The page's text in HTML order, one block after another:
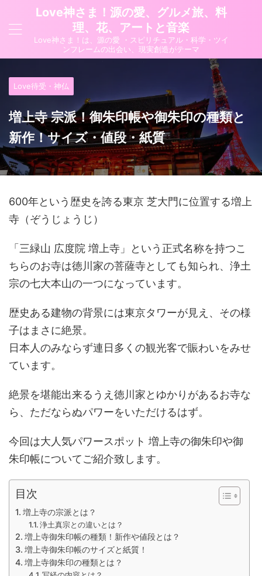
Love神さま！源の愛、グルメ旅、料
理、花、アートと音楽
Love神さま！は、源の愛 ・スピリチュアル・科学・ツイ
ンフレームの出会い、現実創造がテーマ
Love待受・神仏
増上寺 宗派！御朱印帳や御朱印の種類と
新作！サイズ・値段・紙質
600年という歴史を誇る東京 芝大門に位置する増上
寺（ぞうじょうじ）
「三緑山 広度院 増上寺」という正式名称を持つこ
ちらのお寺は徳川家の菩薩寺としても知られ、浄土
宗の七大本山の一つになっています。
歴史ある建物の背景には東京タワーが見え、その様
子はまさに絶景。
日本人のみならず連日多くの観光客で賑わいをみせ
ています。
絶景を堪能出来るうえ徳川家とゆかりがあるお寺な
ら、ただならぬパワーをいただけるはず。
今回は大人気パワースポット 増上寺の御朱印や御
朱印帳についてご紹介致します。
目次
増上寺の宗派とは？
浄土真宗との違いとは？
増上寺御朱印帳の種類！新作や値段とは？
増上寺御朱印帳のサイズと紙質！
増上寺御朱印の種類とは？